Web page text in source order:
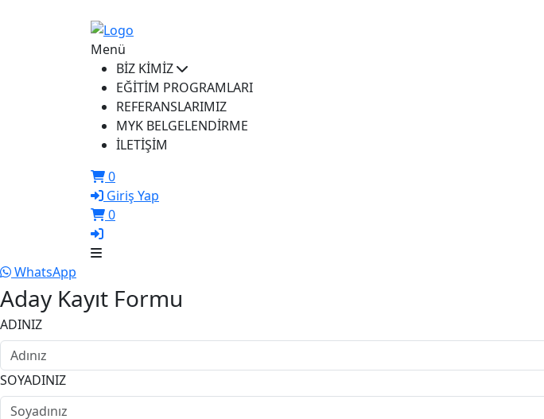
Menü
BİZ KİMİZ
EĞİTİM PROGRAMLARI
REFERANSLARIMIZ
MYK BELGELENDİRME
İLETİŞİM
0
Giriş Yap
0
WhatsApp
Aday Kayıt Formu
ADINIZ
SOYADINIZ